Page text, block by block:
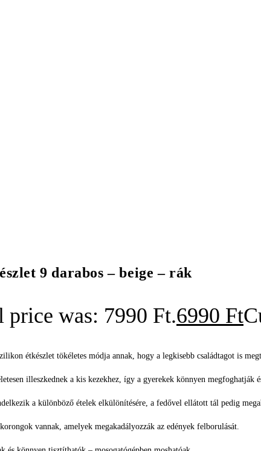
9 darabos – beige – rák
price was: 7990 Ft.6990 Ft
étkészlet tökéletes módja annak, hogy a legkisebb családtagot is
illeszkednek a kis kezekhez, így a gyerekek könnyen megfoghatják
a különböző ételek elkülönítésére, a fedővel ellátott tál pedig
vannak, amelyek megakadályozzák az edények felborulását.